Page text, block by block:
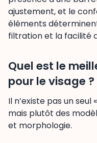
ajustement, et le
éléments
filtration et la facilité
Quel est le
pour le visage ?
Il n’existe pas un seul
mais plutôt des
et morphologie.